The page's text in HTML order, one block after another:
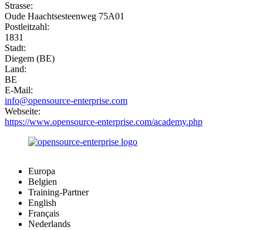
Strasse:
Oude Haachtsesteenweg 75A01
Postleitzahl:
1831
Stadt:
Diegem (BE)
Land:
BE
E-Mail:
info@opensource-enterprise.com
Webseite:
https://www.opensource-enterprise.com/academy.php
Europa
Belgien
Training-Partner
English
Français
Nederlands